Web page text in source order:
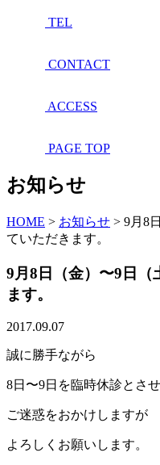
TEL
CONTACT
ACCESS
PAGE TOP
お知らせ
HOME > お知らせ > 9月8
ていただきます。
9月8日（金）〜9日（
ます。
2017.09.07
誠に勝手ながら
8日〜9日を臨時休診とさ
ご迷惑をおかけしますが
よろしくお願いします。